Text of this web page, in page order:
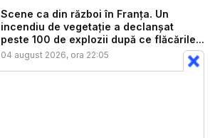
Scene ca din război în Franța. Un
incendiu de vegetație a declanșat
peste 100 de explozii după ce flăcările...
04 august 2026, ora 22:05